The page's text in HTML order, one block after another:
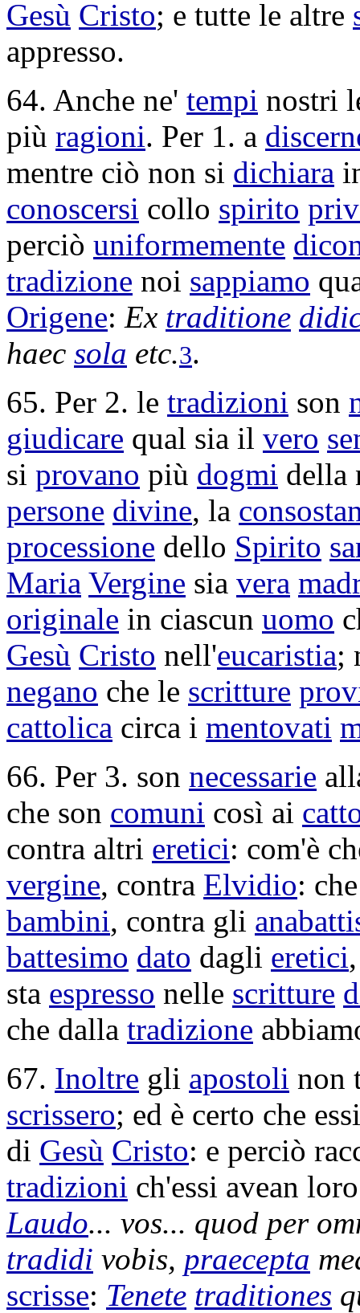
Gesù Cristo; e tutte le altre
appresso.
64. Anche ne' tempi nostri
più ragioni. Per 1. a
mentre ciò non si dichiara
conoscersi collo spirito
perciò uniformemente
tradizione noi sappiamo
Origene: Ex traditione
haec sola etc.3.
65. Per 2. le tradizioni son
giudicare qual sia il vero
si provano più dogmi della
persone divine, la
processione dello Spirito
Maria Vergine sia vera
originale in ciascun uomo
Gesù Cristo nell'eucaristia;
negano che le scritture
cattolica circa i mentovati
66. Per 3. son necessarie
che son comuni così ai
contra altri eretici: com'è
vergine, contra Elvidio:
bambini, contra gli
battesimo dato dagli eretici
sta espresso nelle scritture
che dalla tradizione
67. Inoltre gli apostoli non
scrissero; ed è certo che
di Gesù Cristo: e perciò
tradizioni ch'essi avean
Laudo... vos... quod per
tradidi vobis, praecepta
scrisse: Tenete traditiones